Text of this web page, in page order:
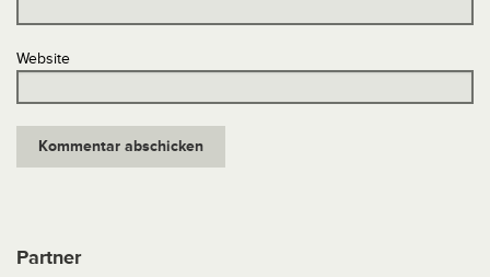
Website
Partner